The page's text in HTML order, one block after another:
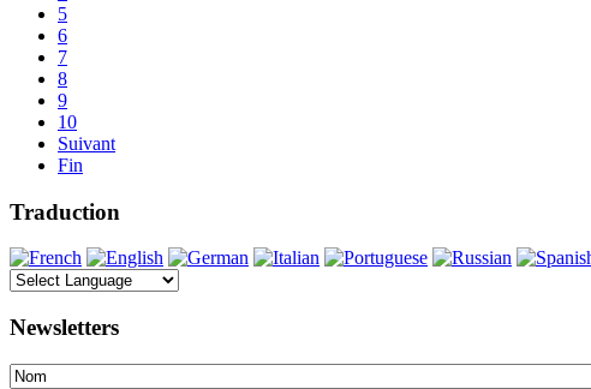
5
6
7
8
9
10
Suivant
Fin
Traduction
Newsletters